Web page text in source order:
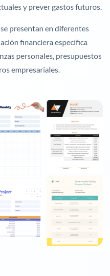
y prever gastos futuros.
presentan en diferentes
financiera específica
personales, presupuestos
empresariales.